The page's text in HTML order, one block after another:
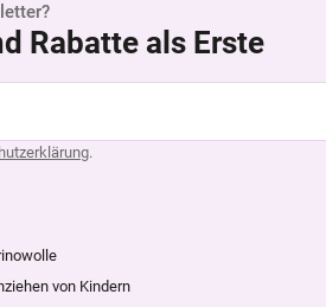
Rabatte als Erste
.
von Kindern